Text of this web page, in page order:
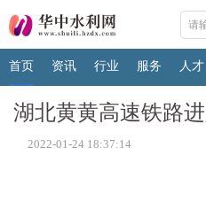
首页 资讯 行业 服务 人才
湖北黄黄高速铁路
2022-01-24 18:37:14